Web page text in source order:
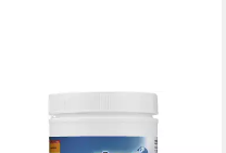
PLANET POOL
Poolpflege - Langzeit-Mini-